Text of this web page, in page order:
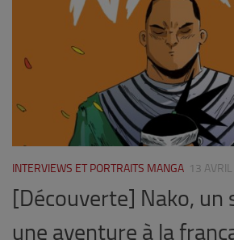
INTERVIEWS ET PORTRAITS MANGA 13
[Découverte] Nako, un
une aventure à la